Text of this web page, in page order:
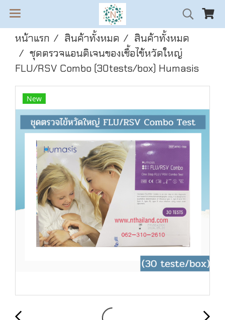
หน้าแรก สินค้าทั้งหมด
สินค้าทั้งหมด
ชุดตรวจแอนติเจนของเชื้อไข้หวัดใหญ่
FLU/RSV Combo (30tests/box) Humasis
New